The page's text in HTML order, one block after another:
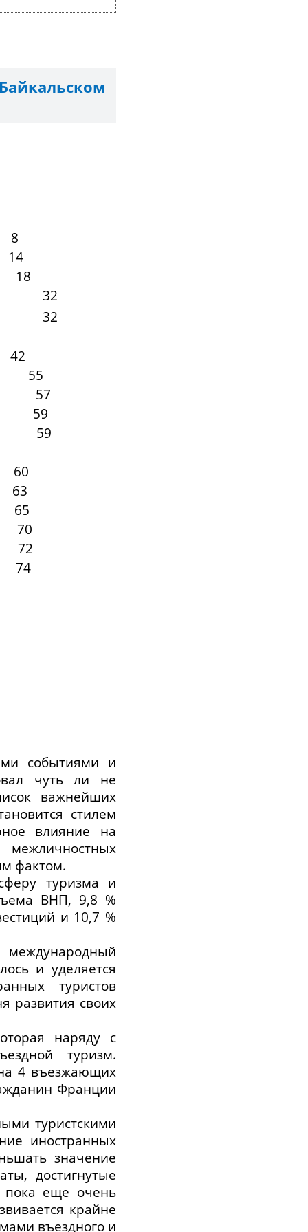
8
18
32
32
55
57
59
74
событиями и
чуть ли не
важнейших
стилем
влияние на
межличностных
фактом.
туризма и
ВНП, 9,8 %
и 10,7 %
и уделяется
туристов
развития своих
наряду с
туризм.
4 въезжающих
Франции
туристскими
иностранных
значение
достигнутые
пока еще очень
крайне
въездного и